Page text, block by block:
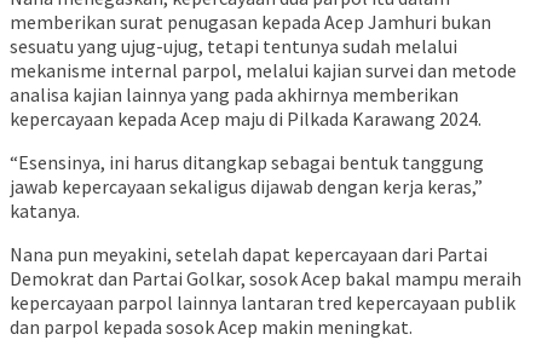
memberikan surat penugasan kepada Acep Jamhuri bukan
sesuatu yang ujug-ujug, tetapi tentunya sudah melalui
mekanisme internal parpol, melalui kajian survei dan metode
analisa kajian lainnya yang pada akhirnya memberikan
kepercayaan kepada Acep maju di Pilkada Karawang 2024.
“Esensinya, ini harus ditangkap sebagai bentuk tanggung
jawab kepercayaan sekaligus dijawab dengan kerja keras,”
katanya.
Nana pun meyakini, setelah dapat kepercayaan dari Partai
Demokrat dan Partai Golkar, sosok Acep bakal mampu meraih
kepercayaan parpol lainnya lantaran tred kepercayaan publik
dan parpol kepada sosok Acep makin meningkat.